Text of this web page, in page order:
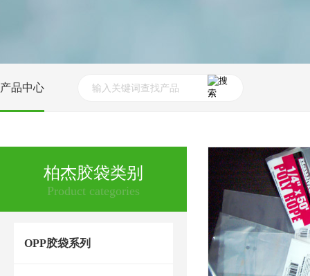
产品中心
柏杰胶袋类别
Product categories
OPP胶袋系列